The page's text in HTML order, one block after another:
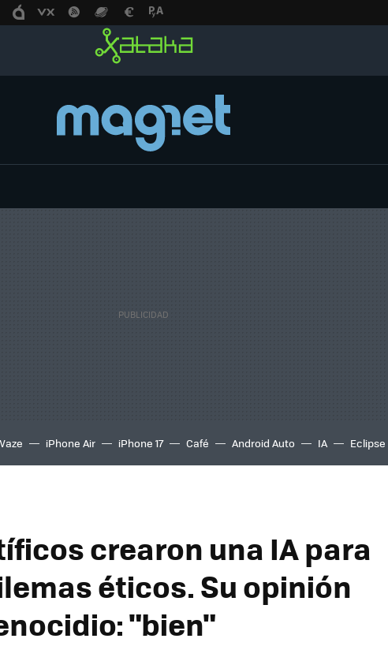
iPhone Air iPhone 17 Café Android Auto IA Eclipse
crearon una IA para
éticos. Su opinión
"bien"